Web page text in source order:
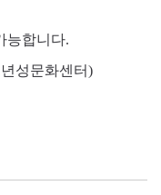
합니다.
성문화센터)